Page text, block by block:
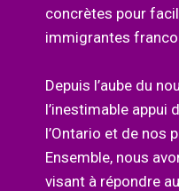
concrètes pour
immigrantes
Depuis l’aube du
l’inestimable appui
l’Ontario et de nos
Ensemble, nous
visant à répondre